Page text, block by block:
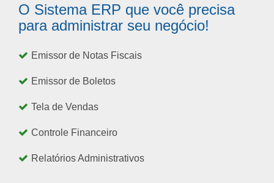
O Sistema ERP que você precisa
para administrar seu negócio!
Emissor de Notas Fiscais
Emissor de Boletos
Tela de Vendas
Controle Financeiro
Relatórios Administrativos